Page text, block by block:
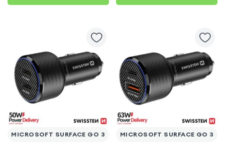
MICROSOFT SURFACE GO 3 MICROSOFT SURFACE GO 3